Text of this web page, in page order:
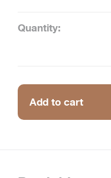
Quantity:
Add to cart